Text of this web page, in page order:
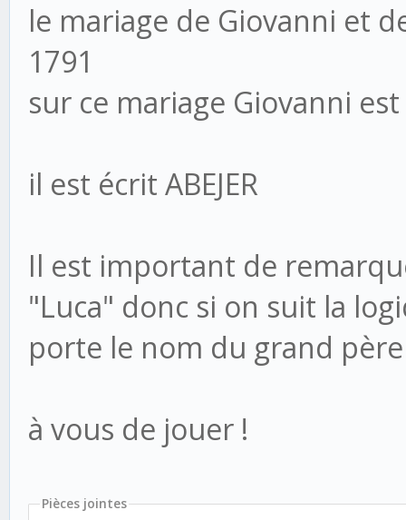
le mariage de Giovanni et
1791
sur ce mariage Giovanni
il est écrit ABEJER
Il est important de
"Luca" donc si on suit la
porte le nom du grand père
à vous de jouer !
Pièces jointes